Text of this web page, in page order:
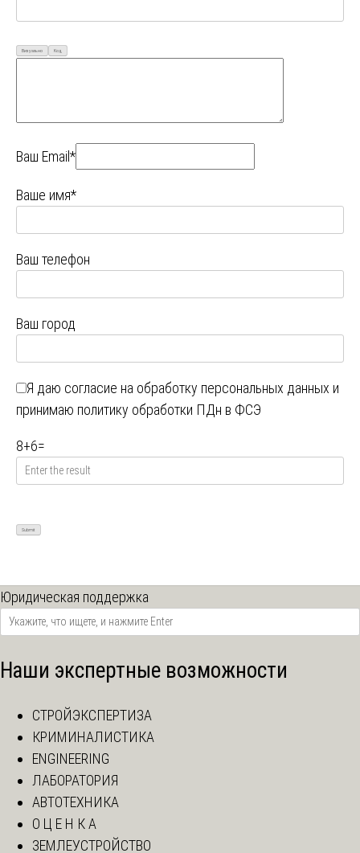
Визуально Код
Ваш Email*
Ваше имя*
Ваш телефон
Ваш город
Я даю согласие на обработку персональных данных и
принимаю политику обработки ПДн в ФСЭ
8+6=
Юридическая поддержка
Наши экспертные возможности
СТРОЙЭКСПЕРТИЗА
КРИМИНАЛИСТИКА
ENGINEERING
ЛАБОРАТОРИЯ
АВТОТЕХНИКА
О Ц Е Н К А
ЗЕМЛЕУСТРОЙСТВО